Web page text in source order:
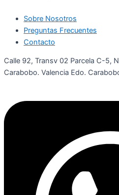
Sobre Nosotros
Preguntas Frecuentes
Contacto
Calle 92, Transv 02 Parcela C-5,
Carabobo. Valencia Edo.